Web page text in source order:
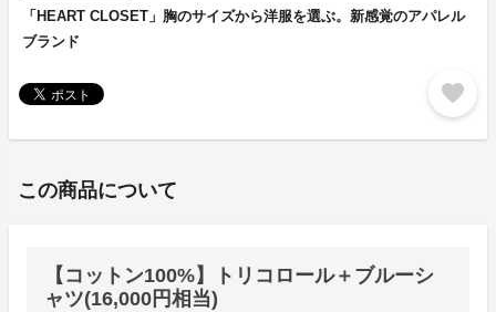
「HEART CLOSET」胸のサイズから洋服を選ぶ。新感覚のアパレル
ブランド
favorite
この商品について
【コットン100%】トリコロール＋ブルーシ
ャツ(16,000円相当)